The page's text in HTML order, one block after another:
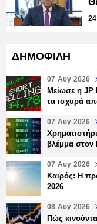
ΔΗΜΟΦΙΛΗ
07 Αυγ 2026
Μείωσε η JP
τα ισχυρά
07 Αυγ 2026
βλέμμα στον
07 Αυγ 2026
Καιρός: Η
2026
08 Αυγ 2026
Πώς